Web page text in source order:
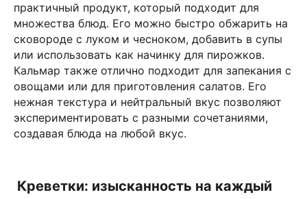
практичный продукт, который подходит для
множества блюд. Его можно быстро обжарить на
сковороде с луком и чесноком, добавить в супы
или использовать как начинку для пирожков.
Кальмар также отлично подходит для запекания с
овощами или для приготовления салатов. Его
нежная текстура и нейтральный вкус позволяют
экспериментировать с разными сочетаниями,
создавая блюда на любой вкус.
Креветки: изысканность на каждый